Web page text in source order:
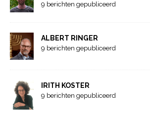
9 berichten gepubliceerd
ALBERT RINGER
9 berichten gepubliceerd
IRITH KOSTER
9 berichten gepubliceerd